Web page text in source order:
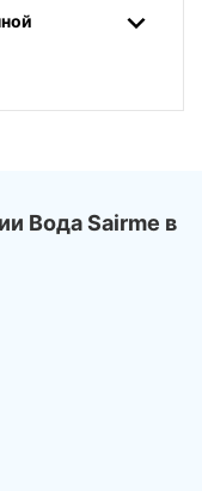
Вода Sairme в